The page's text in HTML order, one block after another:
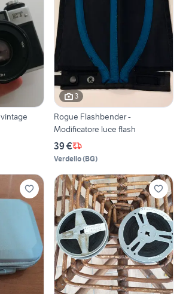
3
Rogue Flashbender -
Modificatore luce flash
39 €
Verdello(BG)